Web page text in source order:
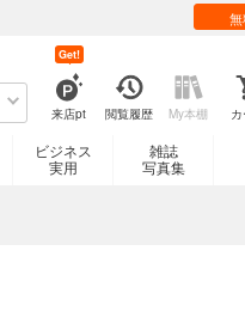
来店pt
Get!
閲覧履歴 My本棚
ビジネス
実用
雑誌
写真集